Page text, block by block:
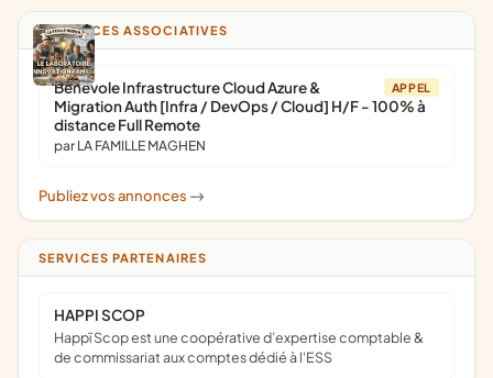
ANNONCES ASSOCIATIVES
APPEL
Bénévole Infrastructure Cloud Azure &
Migration Auth [Infra / DevOps / Cloud] H/F - 100% à
distance Full Remote
par LA FAMILLE MAGHEN
Publiez vos annonces ->
SERVICES PARTENAIRES
HAPPI SCOP
Happï Scop est une coopérative d’expertise comptable &
de commissariat aux comptes dédié à l'ESS